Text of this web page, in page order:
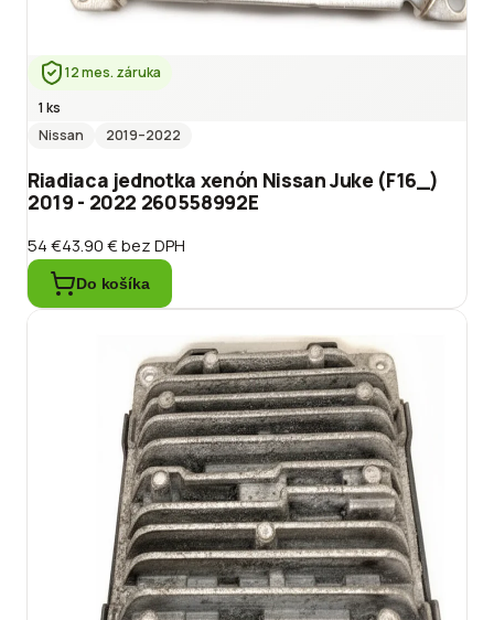
12 mes. záruka
1 ks
Nissan
2019–2022
Riadiaca jednotka xenón Nissan Juke (F16_)
2019 - 2022 260558992E
54 €43.90 €bez DPH
Do košíka